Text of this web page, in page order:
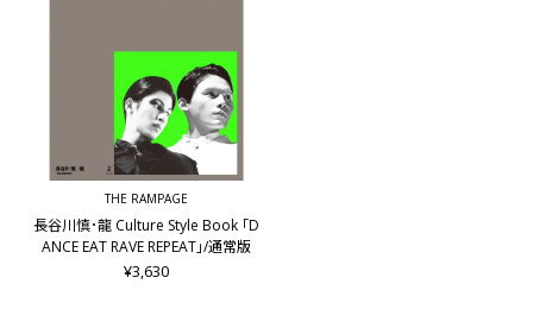
THE RAMPAGE
長谷川慎･龍 Culture Style Book ｢D
ANCE EAT RAVE REPEAT｣/通常版
¥3,630